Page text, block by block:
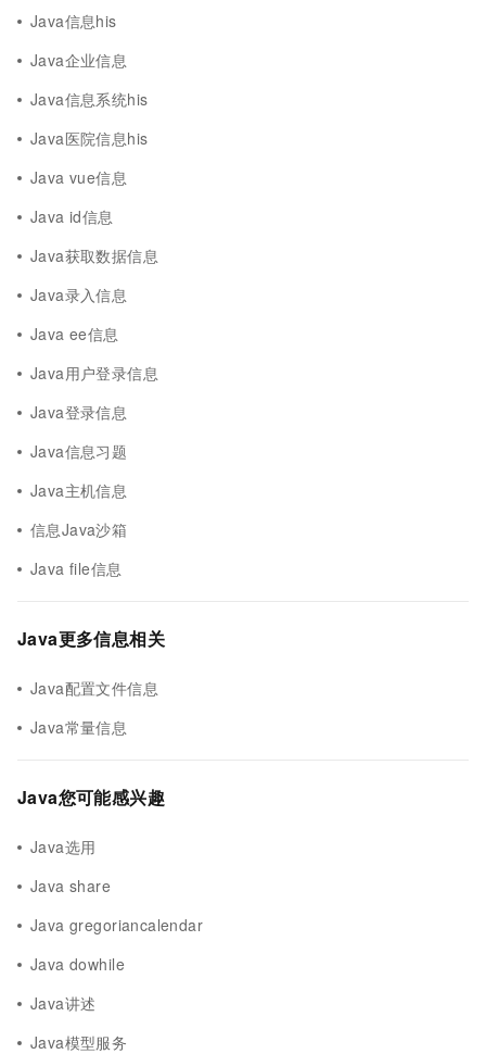
Java信息his
Java企业信息
Java信息系统his
Java医院信息his
Java vue信息
Java id信息
Java获取数据信息
Java录入信息
Java ee信息
Java用户登录信息
Java登录信息
Java信息习题
Java主机信息
信息Java沙箱
Java file信息
Java更多信息相关
Java配置文件信息
Java常量信息
Java您可能感兴趣
Java选用
Java share
Java gregoriancalendar
Java dowhile
Java讲述
Java模型服务